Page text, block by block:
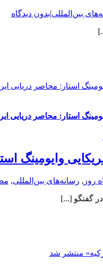
بین‌المللی|بدون دیدگاه
استار: محاصر
استار: محاصر
روز , رسانه‌های بین‌المللی,
گفتگو [...]
منتشر شد